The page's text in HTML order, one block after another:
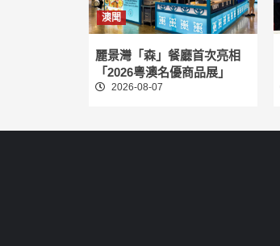
澳聞
麗景灣「森」餐廳首次亮相
「2026粵澳名優商品展」
2026-08-07